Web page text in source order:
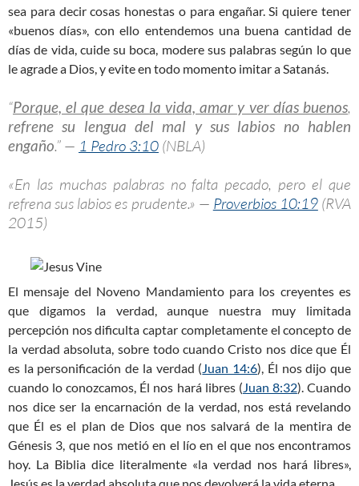
sea para decir cosas honestas o para engañar. Si quiere tener
«buenos días», con ello entendemos una buena cantidad de
días de vida, cuide su boca, modere sus palabras según lo que
le agrade a Dios, y evite en todo momento imitar a Satanás.
“Porque, el que desea la vida, amar y ver días buenos,
refrene su lengua del mal y sus labios no hablen
engaño.” — 1 Pedro 3:10 (NBLA)
«En las muchas palabras no falta pecado, pero el que
refrena sus labios es prudente.» — Proverbios 10:19(RVA
2015)
El mensaje del Noveno Mandamiento para los creyentes es
que digamos la verdad, aunque nuestra muy limitada
percepción nos dificulta captar completamente el concepto de
la verdad absoluta, sobre todo cuando Cristo nos dice que Él
es la personificación de la verdad (Juan 14:6), Él nos dijo que
cuando lo conozcamos, Él nos hará libres (Juan 8:32). Cuando
nos dice ser la encarnación de la verdad, nos está revelando
que Él es el plan de Dios que nos salvará de la mentira de
Génesis 3, que nos metió en el lío en el que nos encontramos
hoy. La Biblia dice literalmente «la verdad nos hará libres»,